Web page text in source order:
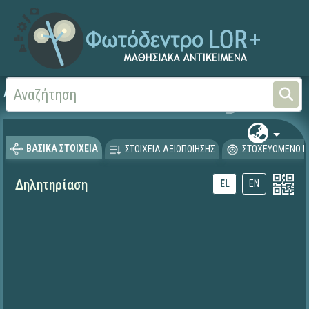
Αρχική
ΒΑΣΙΚΑ ΣΤΟΙΧΕΙΑ ΣΤΟΙΧΕΙΑ ΑΞΙΟΠΟΙΗΣΗΣ ΣΤΟΧΕΥΟΜΕΝΟ
Δηλητηρίαση EL EN